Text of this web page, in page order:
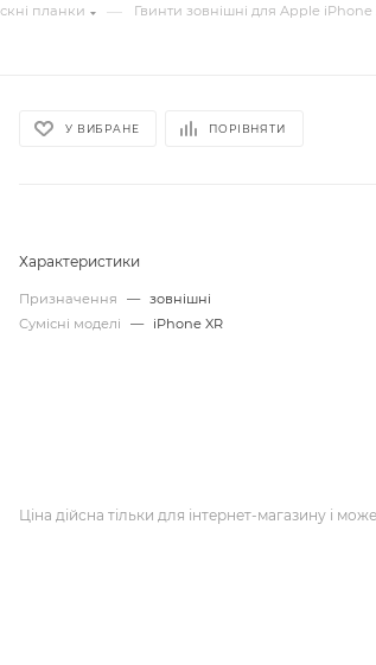
планки — Гвинти зовнішні для Apple iPhone
У ВИБРАНЕ ПОРІВНЯТИ
Характеристики
Призначення — зовнішні
Сумісні моделі
— iPhone XR
Ціна дійсна тільки для інтернет-магазину і